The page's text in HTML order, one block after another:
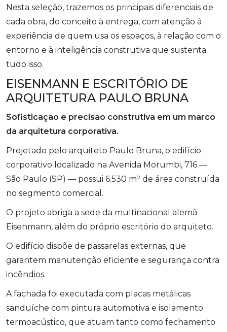
Nesta seleção, trazemos os principais diferenciais de
cada obra, do conceito à entrega, com atenção à
experiência de quem usa os espaços, à relação com o
entorno e à inteligência construtiva que sustenta
tudo isso.
EISENMANN E ESCRITÓRIO DE
ARQUITETURA PAULO BRUNA
Sofisticação e precisão construtiva em um marco
da arquitetura corporativa.
Projetado pelo arquiteto Paulo Bruna, o edifício
corporativo localizado na Avenida Morumbi, 716 —
São Paulo (SP) — possui 6.530 m² de área construída
no segmento comercial.
O projeto abriga a sede da multinacional alemã
Eisenmann, além do próprio escritório do arquiteto.
O edifício dispõe de passarelas externas, que
garantem manutenção eficiente e segurança contra
incêndios.
A fachada foi executada com placas metálicas
sanduíche com pintura automotiva e isolamento
termoacústico, que atuam tanto como fechamento